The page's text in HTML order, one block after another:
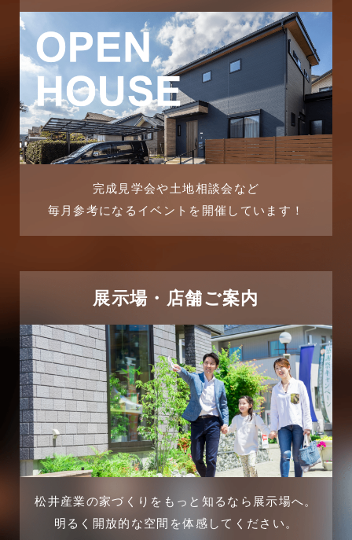
ピアラシティ店-ブログ
ブログ
マンション経営活用事例
よくある質問
リフォーム-ブログ
三郷中央駅店-ブログ
三郷市
三郷駅前店-ブログ
不動産の基礎知識に関するよくある質問
介護施設経営活用事例
企業誘致事例
2025年11月
2025年10月
2025年9月
2025年8月
2025年6月
2025年3月
2025年2月
2025年1月
2024年12月
2024年11月
完成見学会や土地相談会など
毎月参考になるイベントを開催しています！
展示場・店舗ご案内
松井産業の家づくりをもっと知るなら展示場へ。
明るく開放的な空間を体感してください。